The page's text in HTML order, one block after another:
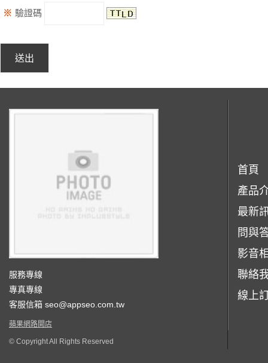
※ 驗證碼
服務專線
專真專線
客服信箱 seo@appseo.com.tw
蘋果網路開店
© Copyright All Rights Reserved
首頁
產品
最新
問與
影音
聯絡
線上